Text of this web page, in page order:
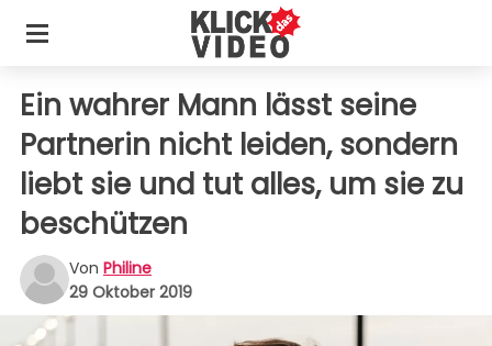
Ein wahrer Mann lässt seine
Partnerin nicht leiden, sondern
liebt sie und tut alles, um sie zu
beschützen
Von Philine
29 Oktober 2019